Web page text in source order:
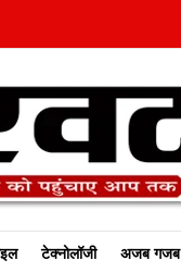
टेक्नोलॉजी अजब गजब